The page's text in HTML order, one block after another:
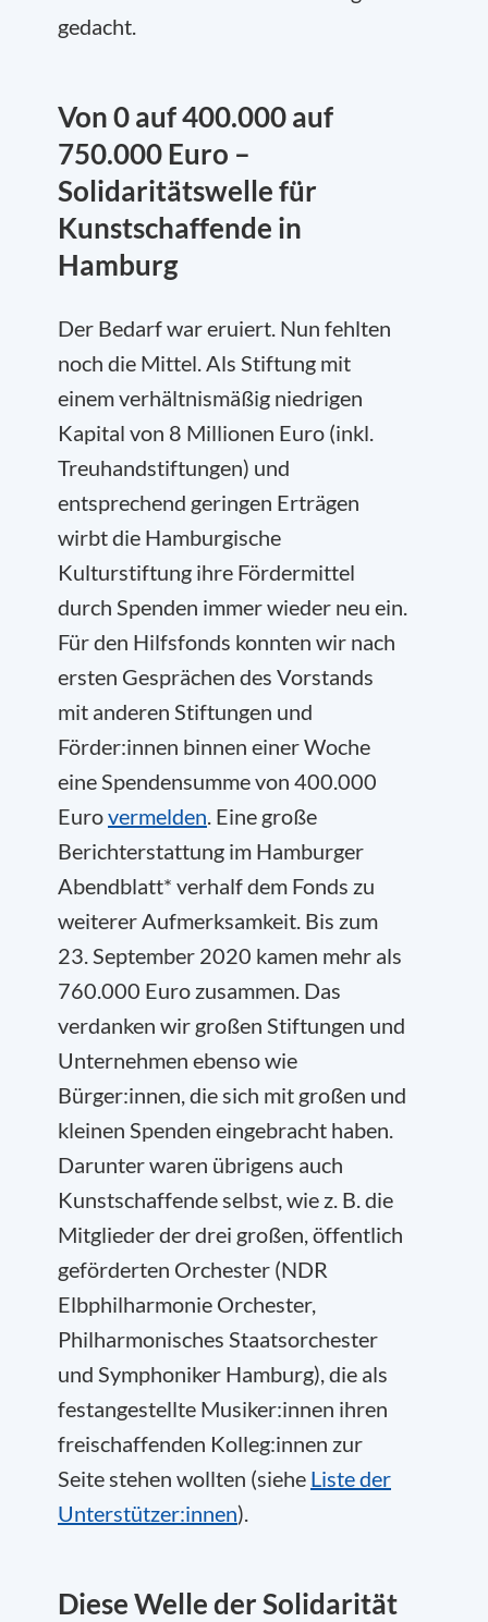
gedacht.
Von 0 auf 400.000 auf
750.000 Euro –
Solidaritätswelle für
Kunstschaffende in
Hamburg
Der Bedarf war eruiert. Nun fehlten
noch die Mittel. Als Stiftung mit
einem verhältnismäßig niedrigen
Kapital von 8 Millionen Euro (inkl.
Treuhandstiftungen) und
entsprechend geringen Erträgen
wirbt die Hamburgische
Kulturstiftung ihre Fördermittel
durch Spenden immer wieder neu ein.
Für den Hilfsfonds konnten wir nach
ersten Gesprächen des Vorstands
mit anderen Stiftungen und
Förder:innen binnen einer Woche
eine Spendensumme von 400.000
Eurovermelden. Eine große
Berichterstattung im Hamburger
Abendblatt* verhalf dem Fonds zu
weiterer Aufmerksamkeit. Bis zum
23. September 2020 kamen mehr als
760.000 Euro zusammen. Das
verdanken wir großen Stiftungen und
Unternehmen ebenso wie
Bürger:innen, die sich mit großen und
kleinen Spenden eingebracht haben.
Darunter waren übrigens auch
Kunstschaffende selbst, wie z. B. die
Mitglieder der drei großen, öffentlich
geförderten Orchester (NDR
Elbphilharmonie Orchester,
Philharmonisches Staatsorchester
und Symphoniker Hamburg), die als
festangestellte Musiker:innen ihren
freischaffenden Kolleg:innen zur
Seite stehen wollten (siehe Liste der
Unterstützer:innen).
Diese Welle der Solidarität